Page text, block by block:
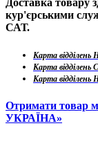
кур'єрськими
САТ.
Карта
Карта
Карта відділень
Отримати товар
УКРАЇНА»